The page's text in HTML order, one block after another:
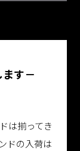
す－
は揃ってき
ドの入荷は